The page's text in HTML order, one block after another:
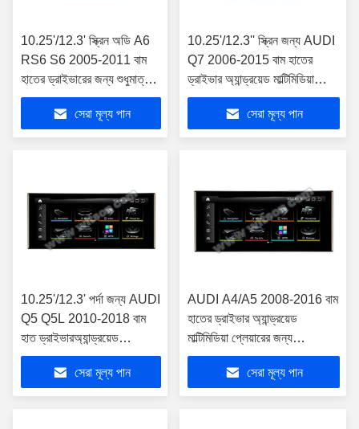
10.25'/12.3' স্ক্রিন অডি A6
RS6 S6 2005-2011 বাম
হাতের ড্রাইভারের জন্য শুধুমাত্র
অ্যান্ড্রয়েড মাল্টিমিডিয়া প্লেয়ার
সেরা মূল্য পান
10.25'/12.3'' স্ক্রিন জন্য AUDI
Q7 2006-2015 বাম হাতের
ড্রাইভার অ্যান্ড্রয়েড মাল্টিমিডিয়া
প্লেয়ার
সেরা মূল্য পান
10.25'/12.3' পর্দা জন্য AUDI
Q5 Q5L 2010-2018 বাম
হাত ড্রাইভারঅ্যান্ড্রয়েড
মাল্টিমিডিয়া প্লেয়ার
সেরা মূল্য পান
AUDI A4/A5 2008-2016 বাম
হাতের ড্রাইভার অ্যান্ড্রয়েড
মাল্টিমিডিয়া প্লেয়ারের জন্য
10.25''/12.3'' স্ক্রীন
সেরা মূল্য পান